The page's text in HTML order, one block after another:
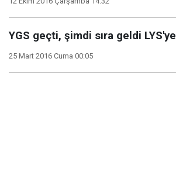
YGS geçti, şimdi sıra geldi LYS'ye
25 Mart 2016 Cuma 00:05